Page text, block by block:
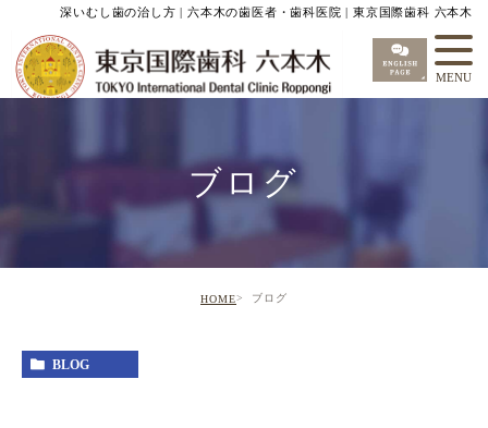
深いむし歯の治し方 | 六本木の歯医者・歯科医院 | 東京国際歯科 六本木
ブログ
HOME ブログ
BLOG